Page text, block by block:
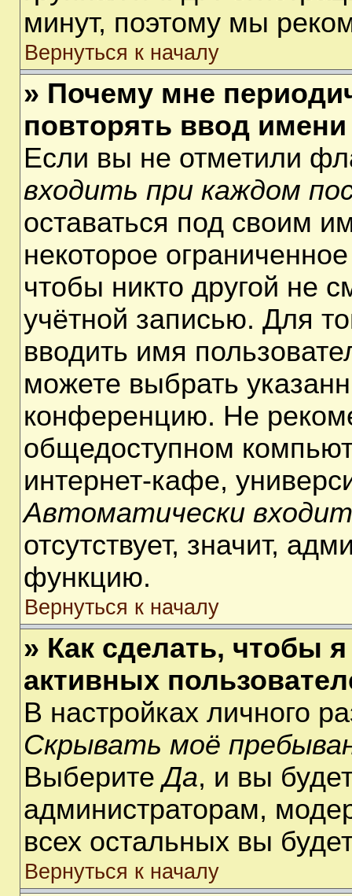
минут, поэтому мы
Вернуться к началу
» Почему мне
повторять ввод
Если вы не отметили
входить при каждом
оставаться под своим
некоторое
чтобы никто другой не
учётной записью. Для
вводить имя
можете выбрать
конференцию. Не
общедоступном
интернет-кафе,
Автоматически
отсутствует, значит,
функцию.
Вернуться к началу
» Как сделать, чтобы
активных
В настройках личного
Скрывать моё
ВыберитеДа, и вы
администраторам,
всех остальных вы
Вернуться к началу